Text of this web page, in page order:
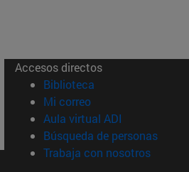
Accesos directos
Biblioteca (abre en nueva
Mi correo(abre en nueva
Aula virtual ADI (abre en
Búsqueda de personas(abre
Trabaja con nosotros(abre